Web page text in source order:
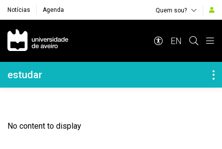
Notícias Agenda Quem sou?
Navegação Principal
EN
Navegação Lateral
estudar
No content to display